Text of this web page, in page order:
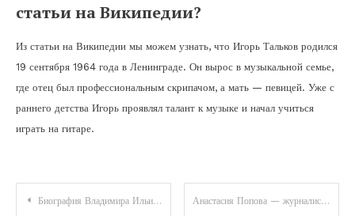
статьи на Википедии?
Из статьи на Википедии мы можем узнать, что Игорь Тальков родился
19 сентября 1964 года в Ленинграде. Он вырос в музыкальной семье,
где отец был профессиональным скрипачом, а мать — певицей. Уже с
раннего детства Игорь проявлял талант к музыке и начал учиться
играть на гитаре.
Навигация
Биография Владимира Ильина — увлекательное повествование о его детстве, великолепной карьере и фантастических достижениях Анастасия Попова — журналистка, биография и личная жизнь